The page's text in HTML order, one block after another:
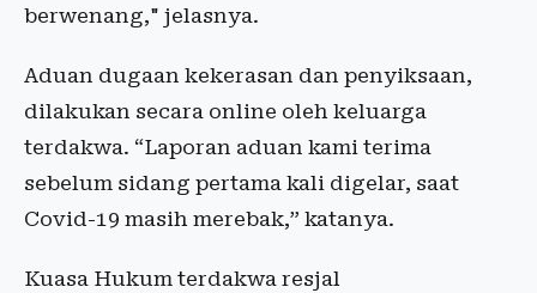
berwenang," jelasnya.
Aduan dugaan kekerasan dan penyiksaan,
dilakukan secara online oleh keluarga
terdakwa. “Laporan aduan kami terima
sebelum sidang pertama kali digelar, saat
Covid-19 masih merebak,” katanya.
Kuasa Hukum terdakwa resjal